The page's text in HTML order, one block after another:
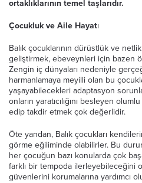
ortaklıklarının temel taşlarıdır.
Çocukluk ve Aile Hayatı
Balık çocuklarının dürüstlük ve
geliştirmek, ebeveynleri için bazen
Zengin iç dünyaları nedeniyle
harmanlamaya meyilli olan bu
yaşayabilecekleri adaptasyon
onların yaratıcılığını besleyen
edip takdir etmek çok değerlidir.
Öte yandan, Balık çocukları
görme eğiliminde olabilirler. Bu
her çocuğun bazı konularda çok
farklı bir tempoda ilerleyebileceğini
güvenlerini korumalarına yardımcı